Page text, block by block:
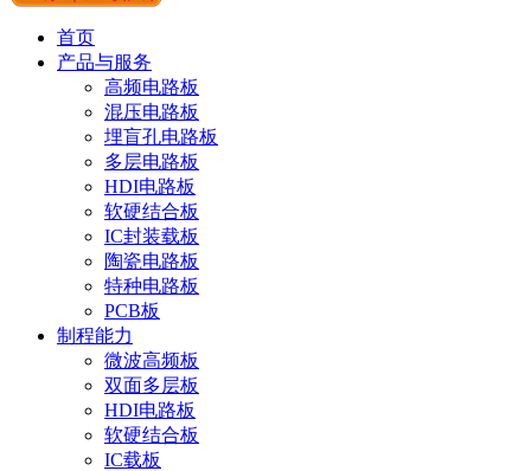
首页
产品与服务
高频电路板
混压电路板
埋盲孔电路板
多层电路板
HDI电路板
软硬结合板
IC封装载板
陶瓷电路板
特种电路板
PCB板
制程能力
微波高频板
双面多层板
HDI电路板
软硬结合板
IC载板